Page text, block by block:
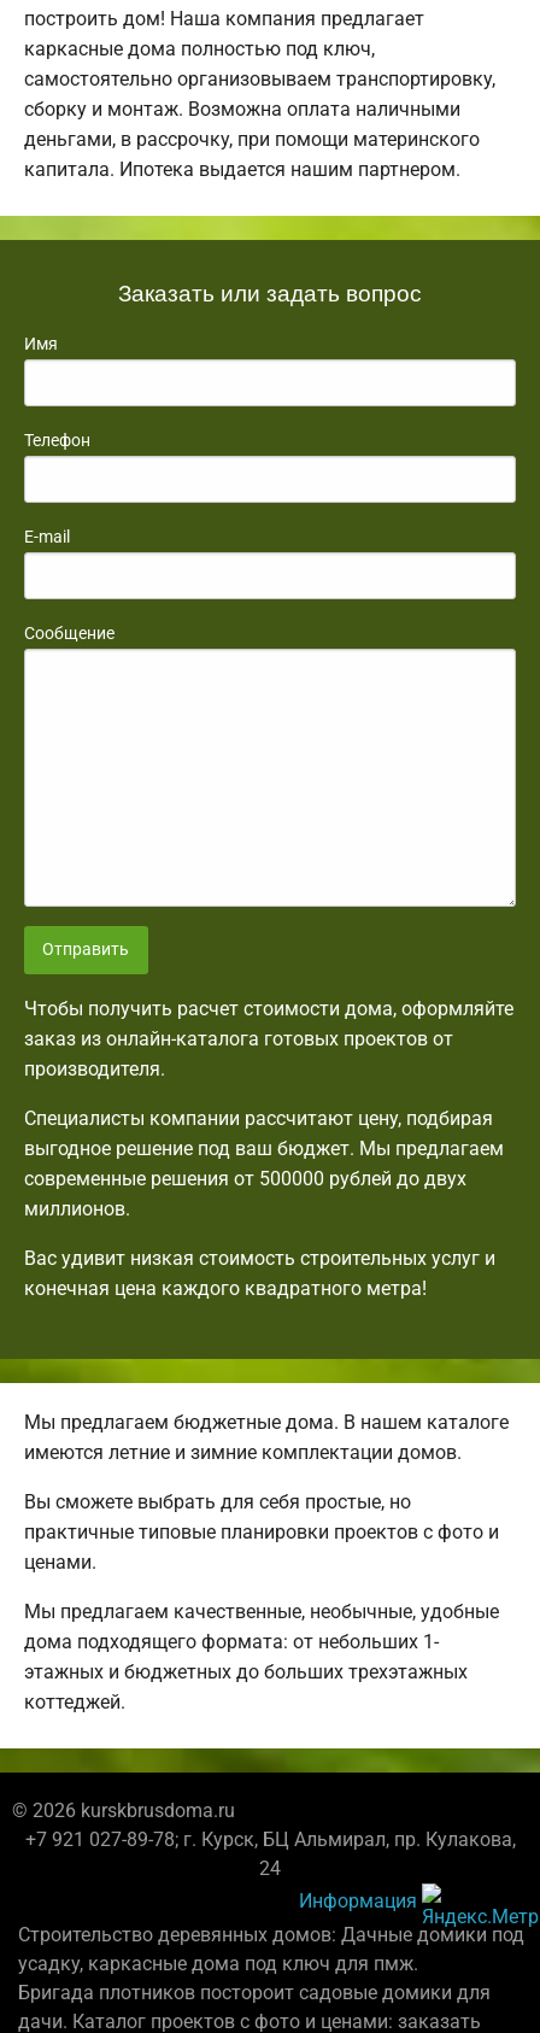
построить дом! Наша компания предлагает
каркасные дома полностью под ключ,
самостоятельно организовываем транспортировку,
сборку и монтаж. Возможна оплата наличными
деньгами, в рассрочку, при помощи материнского
капитала. Ипотека выдается нашим партнером.
Заказать или задать вопрос
Имя
Телефон
E-mail
Сообщение
Отправить
Чтобы получить расчет стоимости дома, оформляйте
заказ из онлайн-каталога готовых проектов от
производителя.
Специалисты компании рассчитают цену, подбирая
выгодное решение под ваш бюджет. Мы предлагаем
современные решения от 500000 рублей до двух
миллионов.
Вас удивит низкая стоимость строительных услуг и
конечная цена каждого квадратного метра!
Мы предлагаем бюджетные дома. В нашем каталоге
имеются летние и зимние комплектации домов.
Вы сможете выбрать для себя простые, но
практичные типовые планировки проектов с фото и
ценами.
Мы предлагаем качественные, необычные, удобные
дома подходящего формата: от небольших 1-
этажных и бюджетных до больших трехэтажных
коттеджей.
© 2026 kurskbrusdoma.ru
+7 921 027-89-78; г. Курск, БЦ Альмирал, пр. Кулакова,
24
Информация
Строительство деревянных домов: Дачные домики под
усадку, каркасные дома под ключ для пмж.
Бригада плотников постороит садовые домики для
дачи. Каталог проектов с фото и ценами: заказать